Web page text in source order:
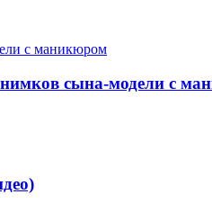
сына-модели с